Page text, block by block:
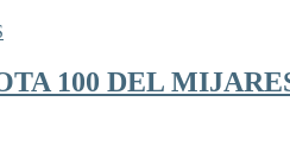
100 DEL